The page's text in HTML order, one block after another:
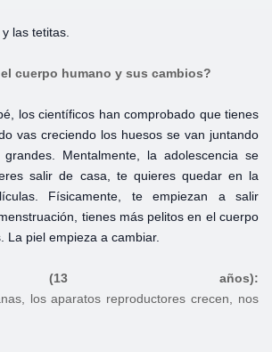
las tetitas.
cuerpo humano y sus cambios?
los científicos han comprobado que tienes
vas creciendo los huesos se van juntando
Mentalmente, la adolescencia se
salir de casa, te quieres quedar en la
Físicamente, te empiezan a salir
tienes más pelitos en el cuerpo
La piel empieza a cambiar.
años):
los aparatos reproductores crecen, nos